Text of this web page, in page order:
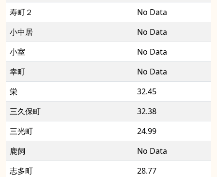
寿町２
No Data
小中居
No Data
小室
No Data
幸町
No Data
栄
32.45
三久保町
32.38
三光町
24.99
鹿飼
No Data
志多町
28.77